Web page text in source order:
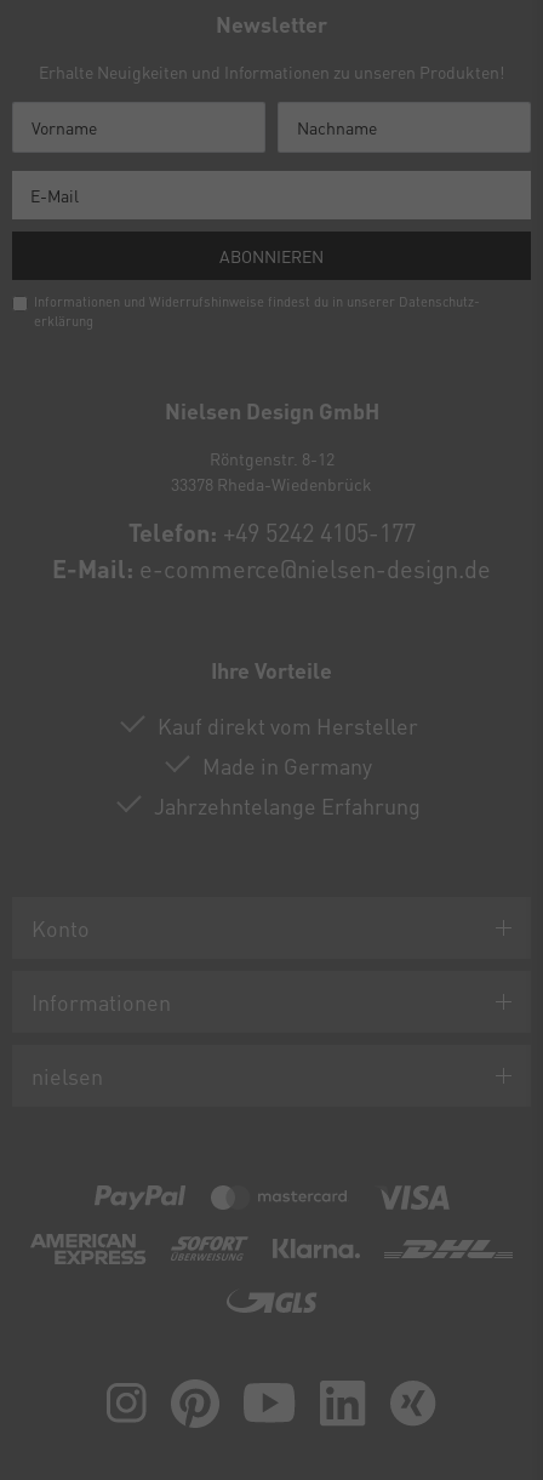
Nielsen Design GmbH
Röntgenstr. 8-12
33378 Rheda-Wiedenbrück
Telefon: +49 5242 4105-177
E-Mail: e-commerce@nielsen-design.de
Ihre Vorteile
Kauf direkt vom Hersteller
Made in Germany
Jahrzehntelange Erfahrung
Konto
Informationen
nielsen
Newsletter
Erhalte Neuigkeiten und Informationen zu unseren Produkten!
ABONNIEREN
Informationen und Widerrufshinweise findest du in unserer Daten­schutz­
erklärung